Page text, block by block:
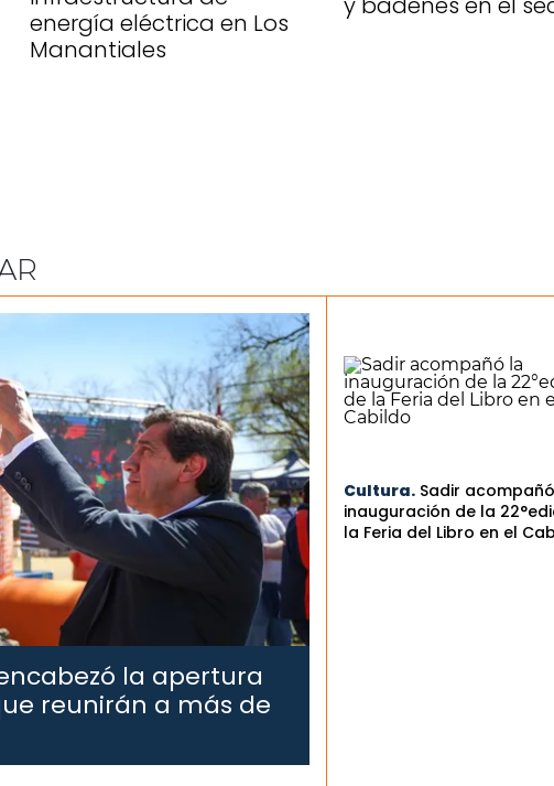
energía eléctrica en Los
Manantiales
la apertura
reunirán a más de
Cultura. Sadir
inauguración de la
la Feria del Libro en el